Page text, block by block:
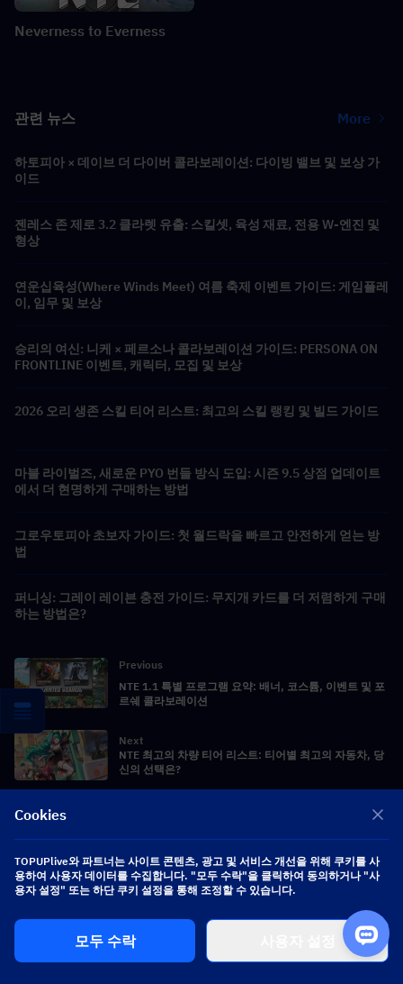
Neverness to Everness
관련 뉴스 More
하토피아 × 데이브 더 다이버 콜라보레이션: 다이빙 밸브 및 보상 가
이드
젠레스 존 제로 3.2 클라렛 유출: 스킬셋, 육성 재료, 전용 W-엔진 및
형상
연운십육성(Where Winds Meet) 여름 축제 이벤트 가이드: 게임플레
이, 임무 및 보상
승리의 여신: 니케 × 페르소나 콜라보레이션 가이드: PERSONA ON
FRONTLINE 이벤트, 캐릭터, 모집 및 보상
2026 오리 생존 스킬 티어 리스트: 최고의 스킬 랭킹 및 빌드 가이드
마블 라이벌즈, 새로운 PYO 번들 방식 도입: 시즌 9.5 상점 업데이트
에서 더 현명하게 구매하는 방법
그로우토피아 초보자 가이드: 첫 월드락을 빠르고 안전하게 얻는 방
법
퍼니싱: 그레이 레이븐 충전 가이드: 무지개 카드를 더 저렴하게 구매
하는 방법은?
Previous
NTE 1.1 특별 프로그램 요약: 배너, 코스튬, 이벤트 및 포
르쉐 콜라보레이션
Next
NTE 최고의 차량 티어 리스트: 티어별 최고의 자동차, 당
신의 선택은?
미국 - USD
맞춤형 게임 혜택 받기
Cookies
TOPUPlive와 파트너는 사이트 콘텐츠, 광고 및 서비스 개선을 위해 쿠키를 사
용하여 사용자 데이터를 수집합니다. "모두 수락"을 클릭하여 동의하거나 "사
용자 설정" 또는 하단 쿠키 설정을 통해 조정할 수 있습니다.
모두 수락